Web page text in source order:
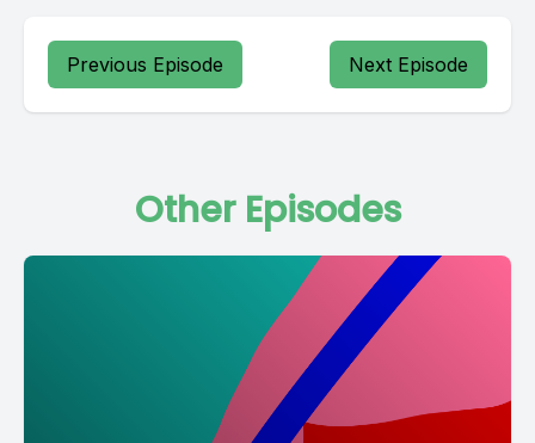
Previous Episode Next Episode
Other Episodes